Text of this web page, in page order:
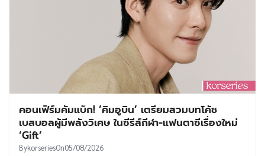
คอนเฟิร์มคัมแบ็ก! ‘คิมอูบิน’ เตรียมสวมบทโค้ช
เบสบอลผู้มีพลังวิเศษ ในซีรีส์กีฬา-แฟนตาซีเรื่องใหม่
‘Gift’
BykorseriesOn05/08/2026